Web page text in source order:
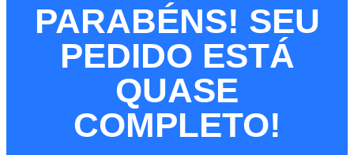
PARABÉNS! SEU
PEDIDO ESTÁ
QUASE
COMPLETO!